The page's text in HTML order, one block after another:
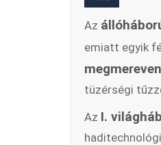
Az
emiatt egyik
tüzérségi
Az I.